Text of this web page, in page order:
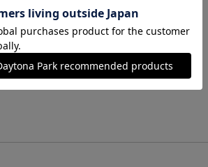
FRUIT OF THE LOOM
別注 配色 メロー リブタン
クトップ
2,395 40%OFF
別注 配色メロー リブ半袖
Tシャツ
3,599 20%OFF